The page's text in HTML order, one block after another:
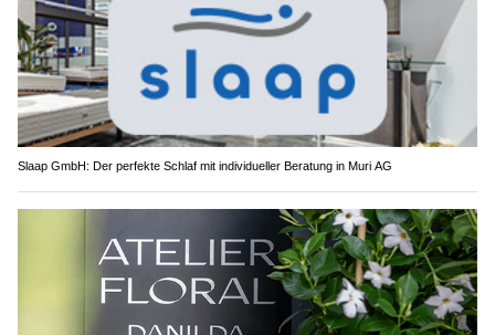
Slaap GmbH: Der perfekte Schlaf mit individueller Beratung in Muri AG